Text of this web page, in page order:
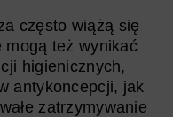
często wiążą się
mogą też wynikać
higienicznych,
antykoncepcji, jak
zatrzymywanie